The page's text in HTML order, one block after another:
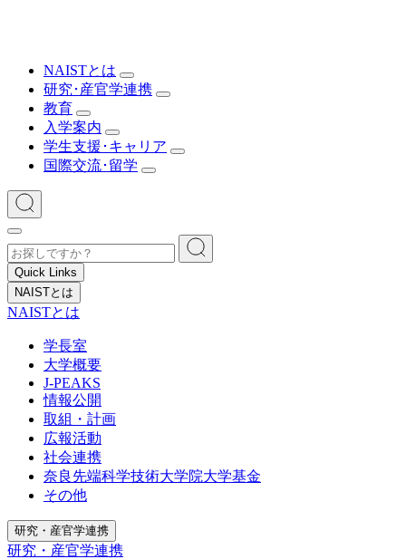
NAISTとは
研究･産官学連携
教育
入学案内
学生支援･キャリア
国際交流･留学
Quick Links
NAISTとは
NAISTとは
学長室
大学概要
J-PEAKS
情報公開
取組・計画
広報活動
社会連携
奈良先端科学技術大学院大学基金
その他
研究・産官学連携
研究・産官学連携